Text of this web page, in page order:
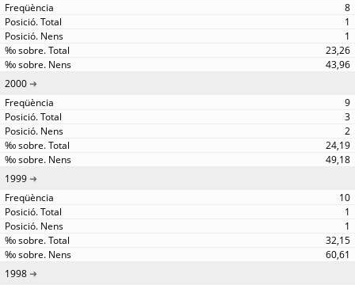
8
1
1
23,26
43,96
2000
9
3
2
24,19
49,18
1999
10
1
1
32,15
60,61
1998